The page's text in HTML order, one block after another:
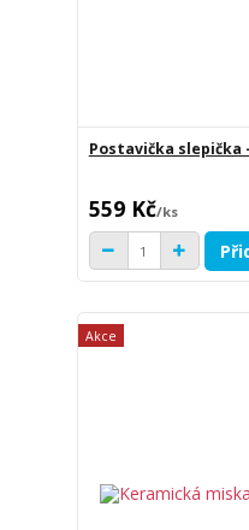
Postavička slepička
559 Kč/ks
Akce